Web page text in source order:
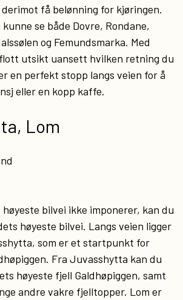
få belønning for kjøringen.
se både Dovre, Rondane,
og Femundsmarka. Med
utsikt uansett hvilken retning du
en perfekt stopp langs veien for å
eller en kopp kaffe.
Lom
bilvei ikke imponerer, kan du
høyeste bilvei. Langs veien ligger
som er et startpunkt for
Fra Juvasshytta kan du
høyeste fjell Galdhøpiggen, samt
andre vakre fjelltopper. Lom er